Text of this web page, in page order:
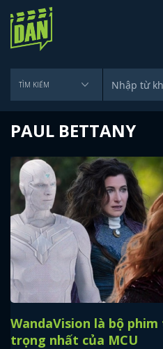
PAUL BETTANY
WandaVision là bộ
trọng nhất của MCU